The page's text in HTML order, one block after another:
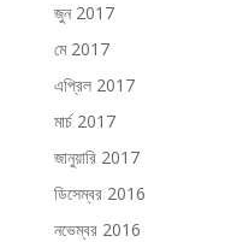
জুন 2017
মে 2017
এপ্রিল 2017
মার্চ 2017
জানুয়ারি 2017
ডিসেম্বর 2016
নভেম্বর 2016